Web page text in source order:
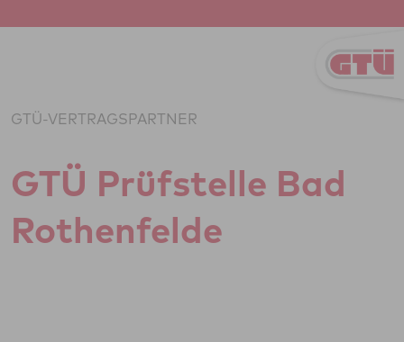
GTÜ-VERTRAGSPARTNER
GTÜ Prüf­stelle Bad
Rothen­felde